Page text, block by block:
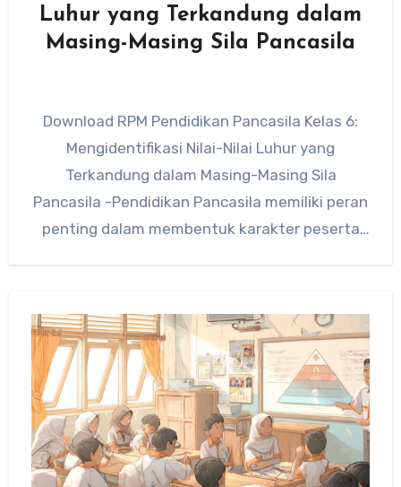
Luhur yang Terkandung dalam
Masing-Masing Sila Pancasila
Download RPM Pendidikan Pancasila Kelas 6:
Mengidentifikasi Nilai-Nilai Luhur yang
Terkandung dalam Masing-Masing Sila
Pancasila -Pendidikan Pancasila memiliki peran
penting dalam membentuk karakter peserta